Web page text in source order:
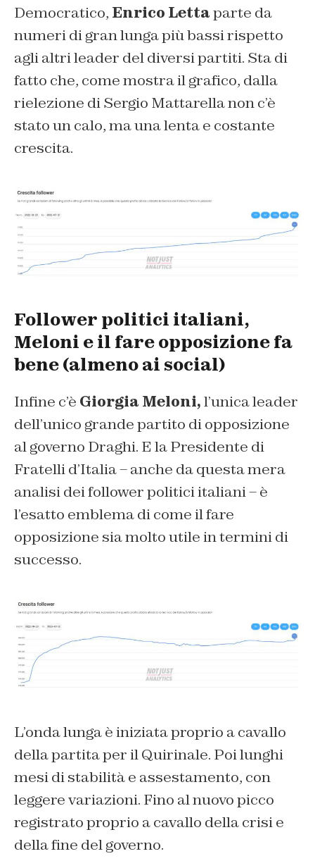
Democratico, Enrico Lettaparte da
numeri di gran lunga più bassi rispetto
agli altri leader del diversi partiti. Sta di
fatto che, come mostra il grafico, dalla
rielezione di Sergio Mattarella non c’è
stato un calo, ma una lenta e costante
crescita.
Follower politici italiani,
Meloni e il fare opposizione fa
bene (almeno ai social)
Infine c’è Giorgia Meloni,l’unica leader
dell’unico grande partito di opposizione
al governo Draghi. E la Presidente di
Fratelli d’Italia – anche da questa mera
analisi dei follower politici italiani – è
l’esatto emblema di come il fare
opposizione sia molto utile in termini di
successo.
L’onda lunga è iniziata proprio a cavallo
della partita per il Quirinale. Poi lunghi
mesi di stabilità e assestamento, con
leggere variazioni. Fino al nuovo picco
registrato proprio a cavallo della crisi e
della fine del governo.